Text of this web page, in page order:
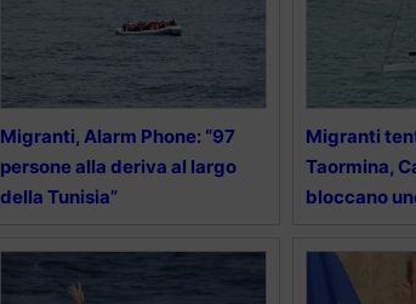
Migranti, Alarm Phone: “97
persone alla deriva al largo
della Tunisia”
Migranti
Taormina,
bloccano